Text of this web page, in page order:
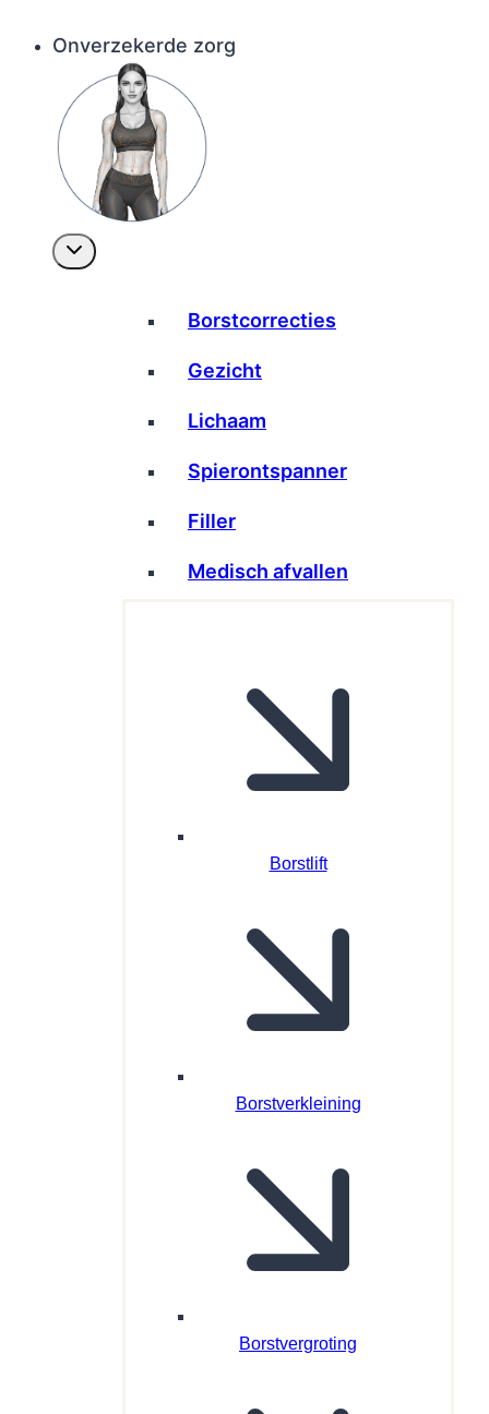
Onverzekerde zorg
Borstcorrecties
Gezicht
Lichaam
Spierontspanner
Filler
Medisch afvallen
Borstlift
Borstverkleining
Borstvergroting